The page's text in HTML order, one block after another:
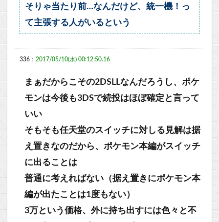
そりゃ当たり前…なんだけど、統一機！っ
て主張する人がいるという
336： 2017/05/10(水) 00:12:50.16
まぁだからこその2DSLLなんだろうし、ポケ
モンは今後も3DSで続投はほぼ確定と言って
いい
そもそも任天堂のスイッチに対しる見解は据
え置きなのだから、ポケモン本編がスイッチ
に出ることは
普通に考えればない（据え置きにポケモン本
編が出たことは1度もない）
3万という価格、外に持ち出すには色々と不